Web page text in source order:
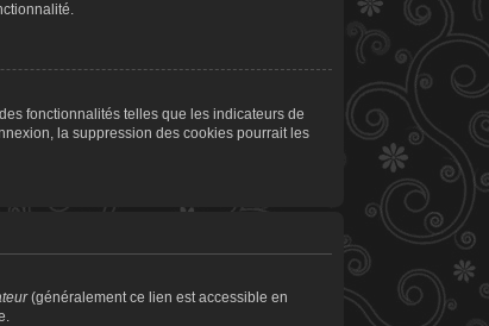
fonctionnalités telles que les indicateurs de
la suppression des cookies pourrait les
(généralement ce lien est accessible en